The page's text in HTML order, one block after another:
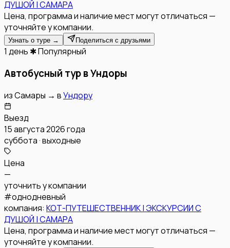
ДУШОЙ | САМАРА
Цена, программа и наличие мест могут отличаться —
уточняйте у компании.
Узнать о туре → Поделиться с друзьями
1 день ✱ Популярный
Автобусный тур в Ундоры
изСамары → вУндору
Выезд
15 августа 2026 года
суббота · выходные
Цена
—
уточнить у компании
#однодневный
компания: КОТ-ПУТЕШЕСТВЕННИК | ЭКСКУРСИИ С
ДУШОЙ | САМАРА
Цена, программа и наличие мест могут отличаться —
уточняйте у компании.